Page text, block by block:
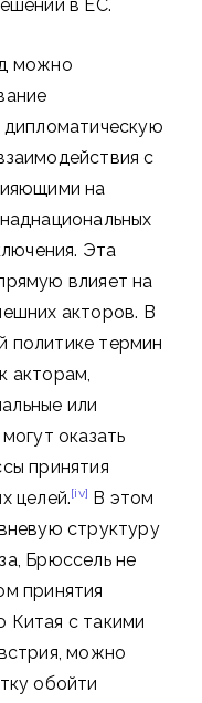
в ЕС.
можно
дипломатическую
с
на
Эта
влияет на
акторов. В
политике термин
акторам,
или
оказать
принятия
целей.[iv] В этом
структуру
Брюссель не
принятия
с такими
можно
обойти